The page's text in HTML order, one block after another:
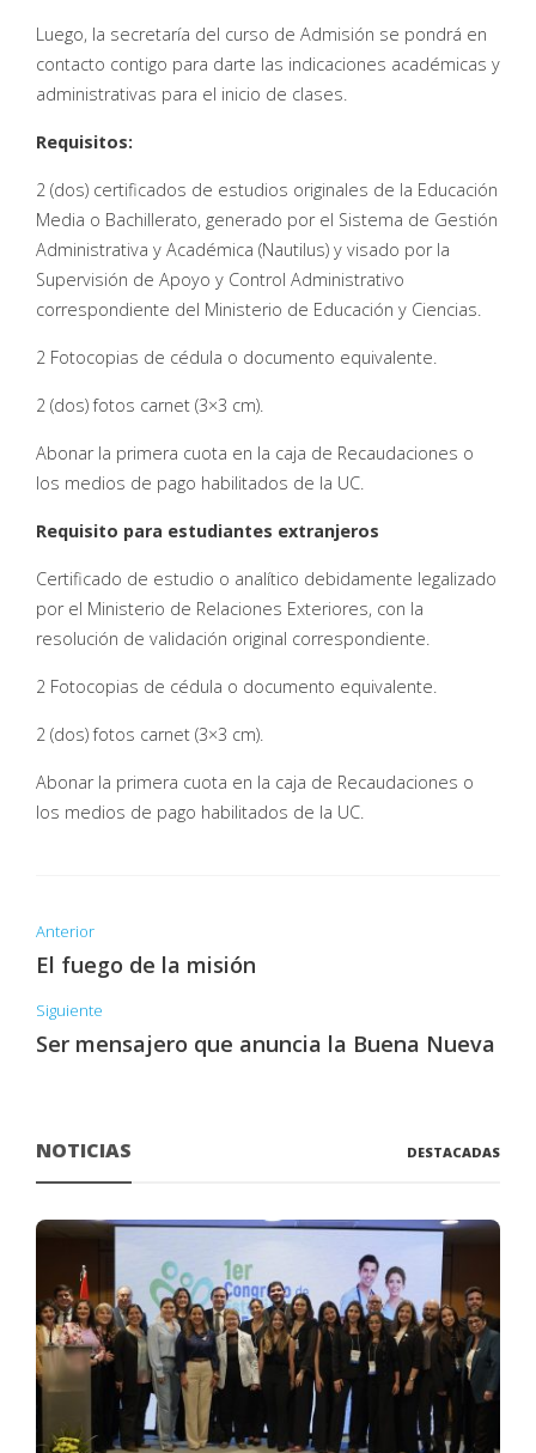
Luego, la secretaría del curso de Admisión se pondrá en
contacto contigo para darte las indicaciones académicas y
administrativas para el inicio de clases.
Requisitos:
2 (dos) certificados de estudios originales de la Educación
Media o Bachillerato, generado por el Sistema de Gestión
Administrativa y Académica (Nautilus) y visado por la
Supervisión de Apoyo y Control Administrativo
correspondiente del Ministerio de Educación y Ciencias.
2 Fotocopias de cédula o documento equivalente.
2 (dos) fotos carnet (3×3 cm).
Abonar la primera cuota en la caja de Recaudaciones o
los medios de pago habilitados de la UC.
Requisito para estudiantes extranjeros
Certificado de estudio o analítico debidamente legalizado
por el Ministerio de Relaciones Exteriores, con la
resolución de validación original correspondiente.
2 Fotocopias de cédula o documento equivalente.
2 (dos) fotos carnet (3×3 cm).
Abonar la primera cuota en la caja de Recaudaciones o
los medios de pago habilitados de la UC.
Anterior
El fuego de la misión
Siguiente
Ser mensajero que anuncia la Buena Nueva
NOTICIAS DESTACADAS